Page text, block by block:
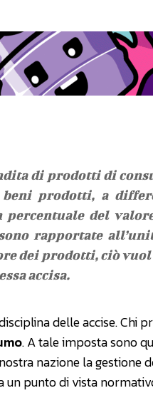
di prodotti di
prodotti, a
percentuale del
rapportate
dei prodotti, ciò
accisa.
delle accise. Chi
. A tale imposta sono
nazione la gestione
un punto di vista